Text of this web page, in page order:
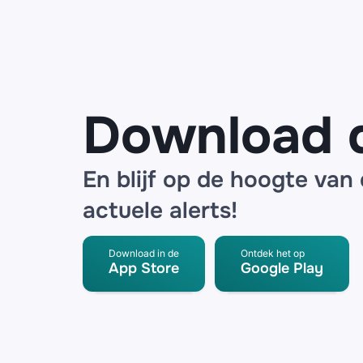
Download
En blijf op de hoogte van
actuele alerts!
Download in de
App Store
Ontdek het op
Google Play